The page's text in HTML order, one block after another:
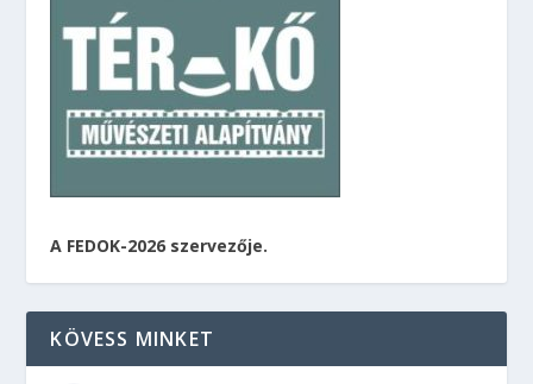
A FEDOK-2026 szervezője.
KÖVESS MINKET